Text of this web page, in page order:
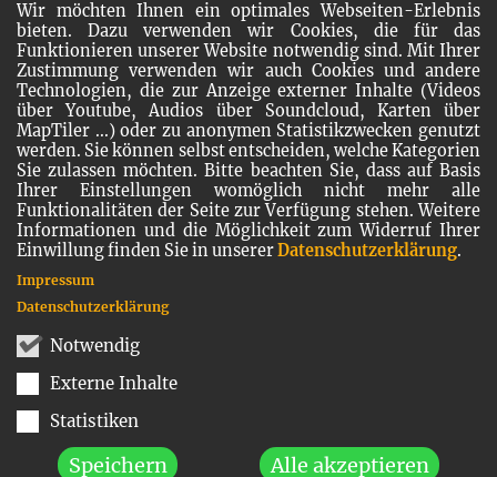
Wir möchten Ihnen ein optimales Webseiten-Erlebnis
bieten. Dazu verwenden wir Cookies, die für das
Funktionieren unserer Website notwendig sind. Mit Ihrer
Zustimmung verwenden wir auch Cookies und andere
Technologien, die zur Anzeige externer Inhalte (Videos
über Youtube, Audios über Soundcloud, Karten über
MapTiler ...) oder zu anonymen Statistikzwecken genutzt
werden. Sie können selbst entscheiden, welche Kategorien
Sie zulassen möchten. Bitte beachten Sie, dass auf Basis
Ihrer Einstellungen womöglich nicht mehr alle
Funktionalitäten der Seite zur Verfügung stehen. Weitere
Informationen und die Möglichkeit zum Widerruf Ihrer
Einwillung finden Sie in unsererDatenschutzerklärung.
Notwendig
Externe Inhalte
Statistiken
Speichern Alle akzeptieren
Impressum
Datenschutzerklärung